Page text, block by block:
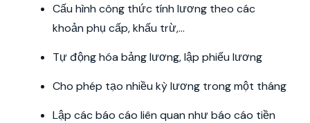
Cấu hình công thức tính lương theo các
khoản phụ cấp, khấu trừ,…
Tự động hóa bảng lương, lập phiếu lương
Cho phép tạo nhiều kỳ lương trong một tháng
Lập các báo cáo liên quan như báo cáo tiền